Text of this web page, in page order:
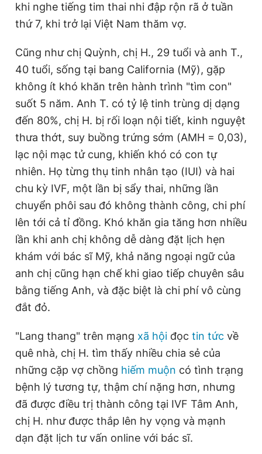
khi nghe tiếng tim thai nhi đập rộn rã ở tuần
thứ 7, khi trở lại Việt Nam thăm vợ.
Cũng như chị Quỳnh, chị H., 29 tuổi và anh T.,
40 tuổi, sống tại bang California (Mỹ), gặp
không ít khó khăn trên hành trình "tìm con"
suốt 5 năm. Anh T. có tỷ lệ tinh trùng dị dạng
đến 80%, chị H. bị rối loạn nội tiết, kinh nguyệt
thưa thớt, suy buồng trứng sớm (AMH = 0,03),
lạc nội mạc tử cung, khiến khó có con tự
nhiên. Họ từng thụ tinh nhân tạo (IUI) và hai
chu kỳ IVF, một lần bị sẩy thai, những lần
chuyển phôi sau đó không thành công, chi phí
lên tới cả tỉ đồng. Khó khăn gia tăng hơn nhiều
lần khi anh chị không dễ dàng đặt lịch hẹn
khám với bác sĩ Mỹ, khả năng ngoại ngữ của
anh chị cũng hạn chế khi giao tiếp chuyên sâu
bằng tiếng Anh, và đặc biệt là chi phí vô cùng
đắt đỏ.
"Lang thang" trên mạng xã hội đọc tin tức về
quê nhà, chị H. tìm thấy nhiều chia sẻ của
những cặp vợ chồng hiếm muộn có tình trạng
bệnh lý tương tự, thậm chí nặng hơn, nhưng
đã được điều trị thành công tại IVF Tâm Anh,
chị H. như được thắp lên hy vọng và mạnh
dạn đặt lịch tư vấn online với bác sĩ.